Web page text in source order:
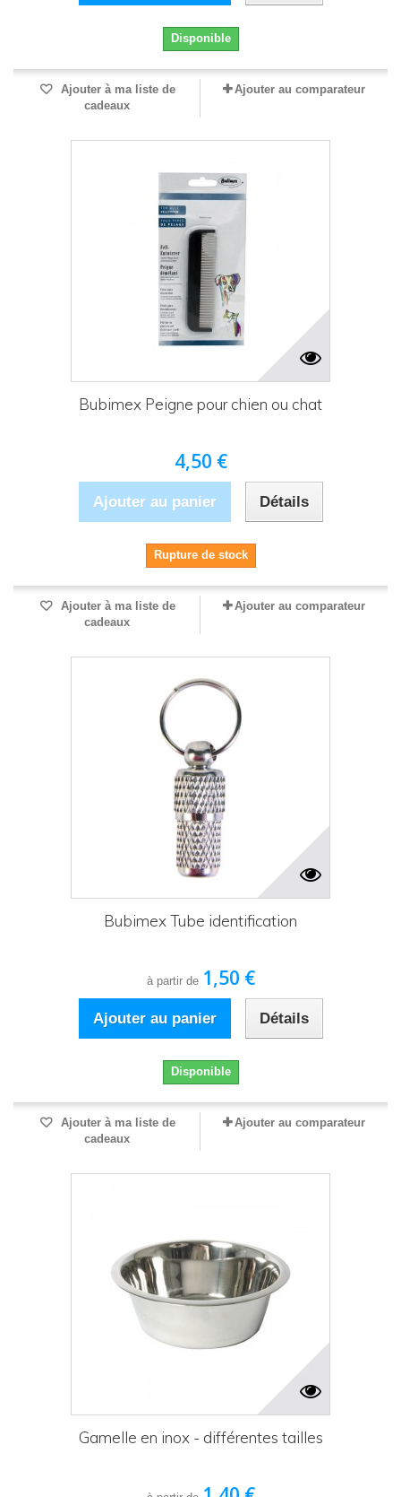
Disponible
Ajouter à ma liste de
cadeaux
Ajouter au comparateur
Bubimex Peigne pour chien ou chat
4,50 €
Ajouter au panier Détails
Rupture de stock
Ajouter à ma liste de
cadeaux
Ajouter au comparateur
Bubimex Tube identification
à partir de 1,50 €
Ajouter au panier Détails
Disponible
Ajouter à ma liste de
cadeaux
Ajouter au comparateur
Gamelle en inox - différentes tailles